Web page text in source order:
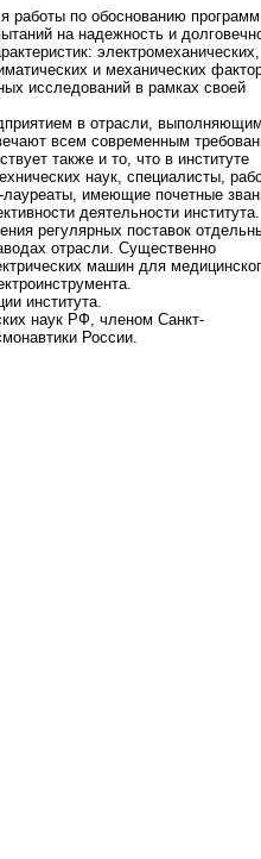
работы по обоснованию
на надежность и
электромеханических,
и механических
исследований в рамках своей
в отрасли,
всем современным
также и то, что в институте
наук, специалисты,
имеющие почетные
деятельности института.
регулярных поставок
отрасли. Существенно
машин для
института.
наук РФ, членом Санкт-
России.